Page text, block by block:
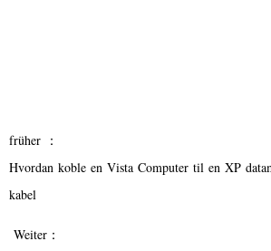
früher ：
Hvordan koble en Vista Computer til en XP
kabel
Weiter：